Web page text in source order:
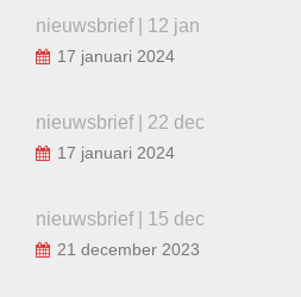
nieuwsbrief | 12 jan
17 januari 2024
nieuwsbrief | 22 dec
17 januari 2024
nieuwsbrief | 15 dec
21 december 2023